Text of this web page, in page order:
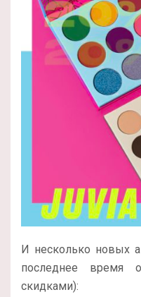
И несколько новых
последнее время
скидками):